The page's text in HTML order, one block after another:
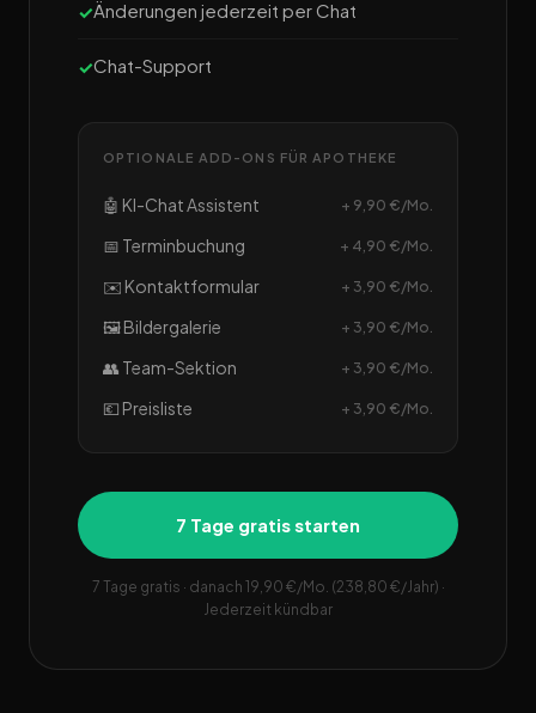
Änderungen jederzeit per Chat
Chat-Support
OPTIONALE ADD-ONS FÜR APOTHEKE
🤖 KI-Chat Assistent + 9,90 €/Mo.
📅 Terminbuchung + 4,90 €/Mo.
✉️ Kontaktformular + 3,90 €/Mo.
🖼️ Bildergalerie + 3,90 €/Mo.
👥 Team-Sektion + 3,90 €/Mo.
💶 Preisliste + 3,90 €/Mo.
7 Tage gratis starten
7 Tage gratis · danach 19,90 €/Mo. (238,80 €/Jahr) ·
Jederzeit kündbar